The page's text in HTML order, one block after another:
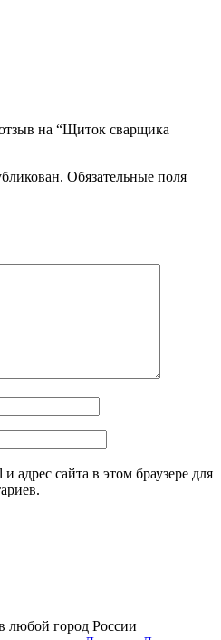
на “Щиток сварщика
Обязательные поля
адрес сайта в этом браузере для
любой город России